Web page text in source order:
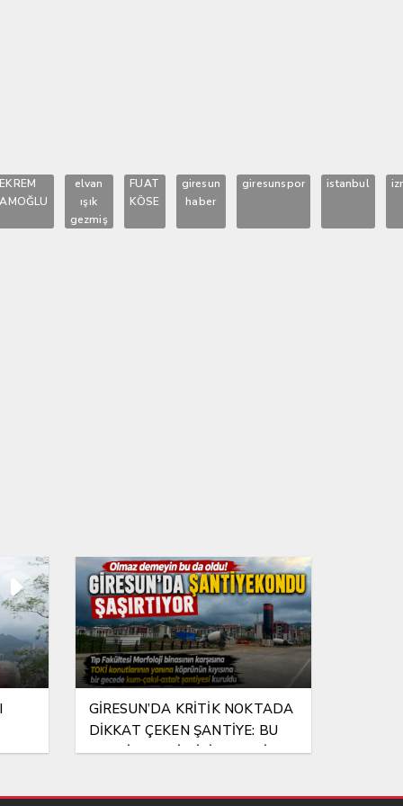
EKREM
elvan
ışık
gezmiş
FUAT
KÖSE
giresun
haber
giresunspor istanbul
GİRESUN’DA KRİTİK NOKTADA
DİKKAT ÇEKEN ŞANTİYE: BU
ŞANTİYEYE KİM İZİN VERDİ?